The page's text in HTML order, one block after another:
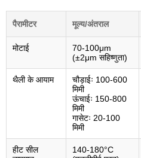
पैरामीटर मूल्य/अंतराल
मोटाई
70-100μm
(±2μm सहिष्णुता)
थैली के आयाम
चौड़ाईः 100-600
मिमी
ऊंचाईः 150-800
मिमी
गासेटः 20-100
मिमी
हीट सील
140-180°C